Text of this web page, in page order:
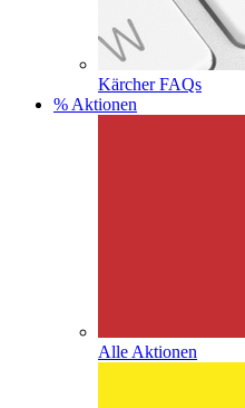
Kärcher FAQs
% Aktionen
Alle Aktionen